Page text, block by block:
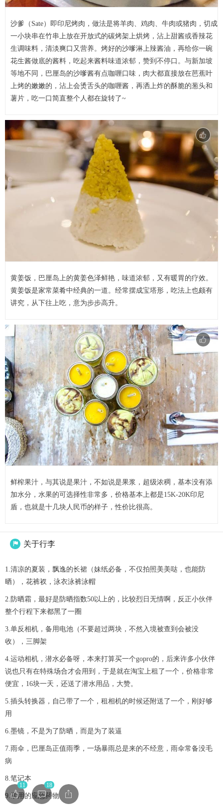
沙爹（Sate）即印尼烤肉，做法是将羊肉、鸡肉、牛肉或猪肉，切成
一小块串在竹串上放在开放式的碳烤架上烘烤，沾上甜酱或香辣花
生调味料，清淡爽口又营养。烤好的沙嗲淋上辣酱油，再给你一碗
花生酱做底的酱料，吃起来酱料味道浓郁，赞到不停口。与新加坡
等地不同，巴厘岛的沙嗲酱有点咖喱口味，肉大都直接放在芭蕉叶
上烤的嫩嫩的，沾上会烫舌头的咖喱酱，再洒上炸的酥脆的葱头和
薯片，吃一口简直整个人都在旋转了~
黄姜饭，巴厘岛上的黄姜色泽鲜艳，味道浓郁，又有暖胃的疗效。
黄姜饭是家常菜肴中经典的一道。经常摆成宝塔形，吃法上也颇有
讲究，从下往上吃，意为步步高升。
鲜榨果汁，与其说是果汁，不如说是果浆，超级浓稠，基本没有添
加水分，水果的可选择性非常多，价格基本上都是15K-20K印尼
盾，也就是十几块人民币的样子，性价比很高。
 关于行李
1.清凉的夏装，飘逸的长裙（妹纸必备，不仅拍照美美哒，也能防
晒），花裤衩，泳衣泳裤泳帽
2.防晒霜，最好是防晒指数50以上的，比较烈日无情啊，反正小伙伴
整个行程下来都黑了一圈
3.单反相机，备用电池（不要超过两块，不然入境被查到会被没
收），三脚架
4.运动相机，潜水必备呀，本来打算买一个gopro的，后来许多小伙伴
说也只有在特殊场合才会用到，于是就在淘宝上租了一个，价格非常
便宜，16块一天，还送了潜水用品，大赞。
5.插头转换器，自己带了一个，租相机的时候还附送了一个，刚好够
用
6.墨镜，不是为了防晒，而是为了装逼
7.雨伞，巴厘岛正值雨季，一场暴雨总是来的不经意，雨伞常备没毛
病
8.笔记本
9.常用的应急药物
11 18